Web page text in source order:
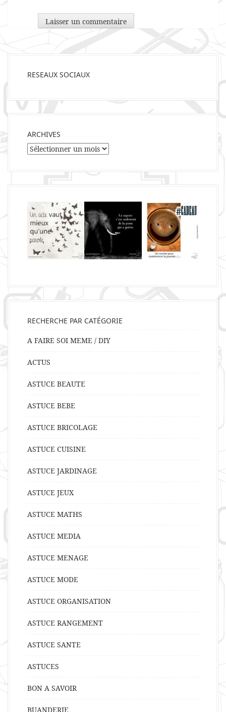
RESEAUX SOCIAUX
ARCHIVES
Archives
RECHERCHE PAR CATÉGORIE
A FAIRE SOI MEME / DIY
ACTUS
ASTUCE BEAUTE
ASTUCE BEBE
ASTUCE BRICOLAGE
ASTUCE CUISINE
ASTUCE JARDINAGE
ASTUCE JEUX
ASTUCE MATHS
ASTUCE MEDIA
ASTUCE MENAGE
ASTUCE MODE
ASTUCE ORGANISATION
ASTUCE RANGEMENT
ASTUCE SANTE
ASTUCES
BON A SAVOIR
BUANDERIE